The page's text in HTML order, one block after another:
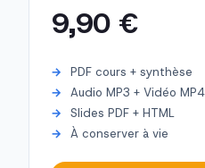
9,90 €
PDF cours + synthèse
Audio MP3 + Vidéo MP4
Slides PDF + HTML
À conserver à vie